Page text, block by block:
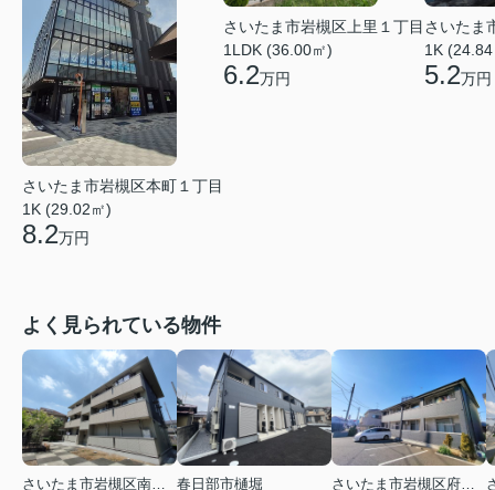
さいたま市岩槻区本町１丁目
1K (29.02㎡)
8.2万円
さいたま市岩槻区上里１丁目
1LDK (36.00㎡)
6.2万円
さいたま
1K
5.2万円
よく見られている物件
春日部市樋堀